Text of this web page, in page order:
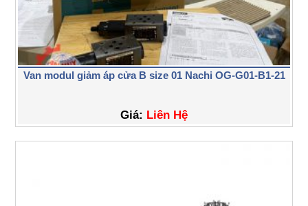
Van modul giảm áp cửa B size 01 Nachi OG-G01-B1-21
Giá: Liên Hệ